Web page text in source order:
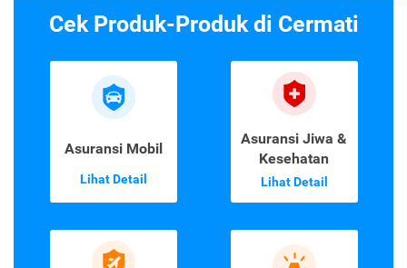
Cek Produk-Produk di Cermati
Asuransi Mobil
Lihat Detail
Asuransi Jiwa &
Kesehatan
Lihat Detail